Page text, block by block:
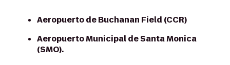
Aeropuerto de Buchanan Field (CCR)
Aeropuerto Municipal de Santa Monica
(SMO).